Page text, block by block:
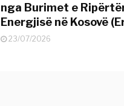
nga Burimet e
Energjisë në Kosovë
23/07/2026